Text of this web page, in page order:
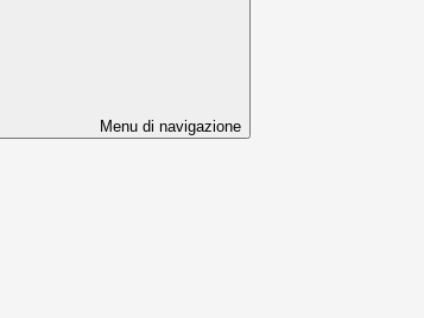
Menu di navigazione